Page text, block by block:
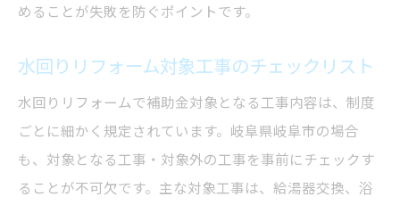
めることが失敗を防ぐポイントです。
水回りリフォーム対象工事のチェックリスト
水回りリフォームで補助金対象となる工事内容は、制度
ごとに細かく規定されています。岐阜県岐阜市の場合
も、対象となる工事・対象外の工事を事前にチェックす
ることが不可欠です。主な対象工事は、給湯器交換、浴